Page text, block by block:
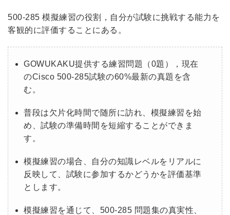
500-285 模擬練習の役割，自分が試験に挑戦する能力を
客観的に評価することにある。
GOWUKAKU提供する練習問題（0題），現在
のCisco 500-285試験の60%最新の真題を含
む。
普段は欠片化時間で随所に訪れ、模擬練習を始
め、試験の準備時間を短縮することができま
す。
模擬練習の場合、自分の知識レベルをリアルに
反映して、試験に参加するかどうかを評価基準
とします。
模擬練習を通じて、500-285 問題集の真実性、